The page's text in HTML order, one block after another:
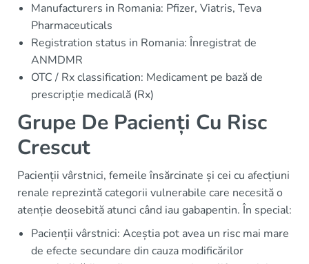
Manufacturers in Romania: Pfizer, Viatris, Teva
Pharmaceuticals
Registration status in Romania: Înregistrat de
ANMDMR
OTC / Rx classification: Medicament pe bază de
prescripție medicală (Rx)
Grupe De Pacienți Cu Risc
Crescut
Pacienții vârstnici, femeile însărcinate și cei cu afecțiuni
renale reprezintă categorii vulnerabile care necesită o
atenție deosebită atunci când iau gabapentin. În special:
Pacienții vârstnici: Aceștia pot avea un risc mai mare
de efecte secundare din cauza modificărilor